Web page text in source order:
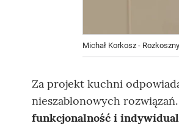
Michał Korkosz -
Za projekt kuchni
nieszablonowych
funkcjonalność i